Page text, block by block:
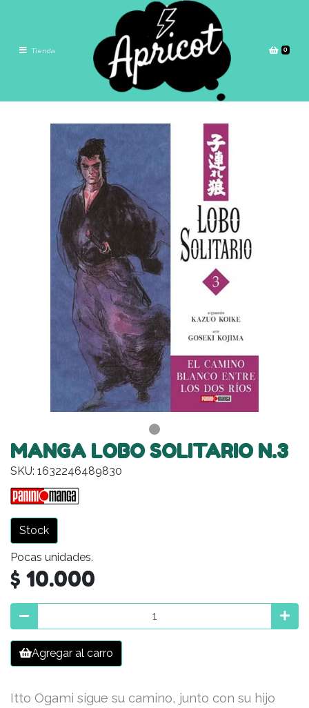
Tienda 0
MANGA LOBO SOLITARIO N.3
SKU: 1632246489830
Stock
Pocas unidades.
$ 10.000
Agregar al carro
Itto Ogami sigue su camino, junto con su hijo